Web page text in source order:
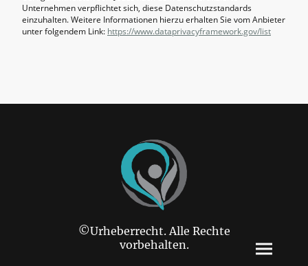
Unternehmen verpflichtet sich, diese Datenschutzstandards
einzuhalten. Weitere Informationen hierzu erhalten Sie vom Anbieter
unter folgendem Link: https://www.dataprivacyframework.gov/list
©Urheberrecht. Alle Rechte
vorbehalten.